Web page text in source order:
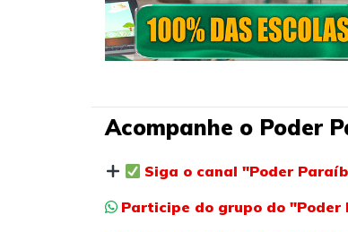
Acompanhe o Poder
Siga o canal "Poder
Participe do grupo do